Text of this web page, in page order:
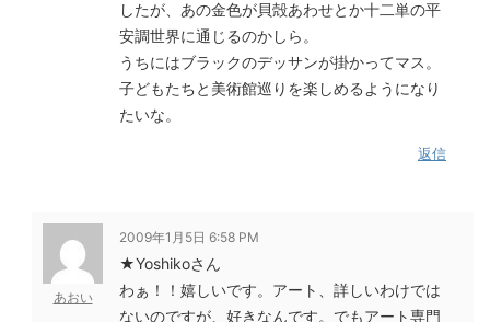
したが、あの金色が貝殻あわせとか十二単の平
安調世界に通じるのかしら。
うちにはブラックのデッサンが掛かってマス。
子どもたちと美術館巡りを楽しめるようになり
たいな。
返信
あおい
2009年1月5日 6:58 PM
★Yoshikoさん
わぁ！！嬉しいです。アート、詳しいわけでは
ないのですが、好きなんです。でもアート専門